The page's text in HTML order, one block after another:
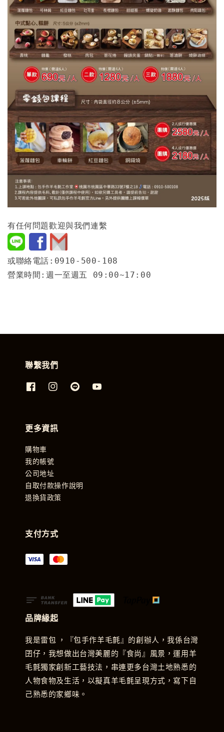
有任何問題歡迎與我們連繫
或聯絡電話:0910-500-108
營業時間:週一至週五 09:00~17:00
聯繫我們
更多資訊
購物車
我的帳號
公司地址
自取付款操作說明
退換貨政策
支付方式
品牌緣起
我是雷包 ，『包手作羊毛氈』的創辦人，我係台灣
囝仔，我想做出台灣美麗的『食尚』風景，運用羊
毛氈獨家創新工藝技法，串連更多台灣土地熟悉的
人物食物及生活，以擬真羊毛氈呈現方式，寫下自
己熟悉的家鄉味。